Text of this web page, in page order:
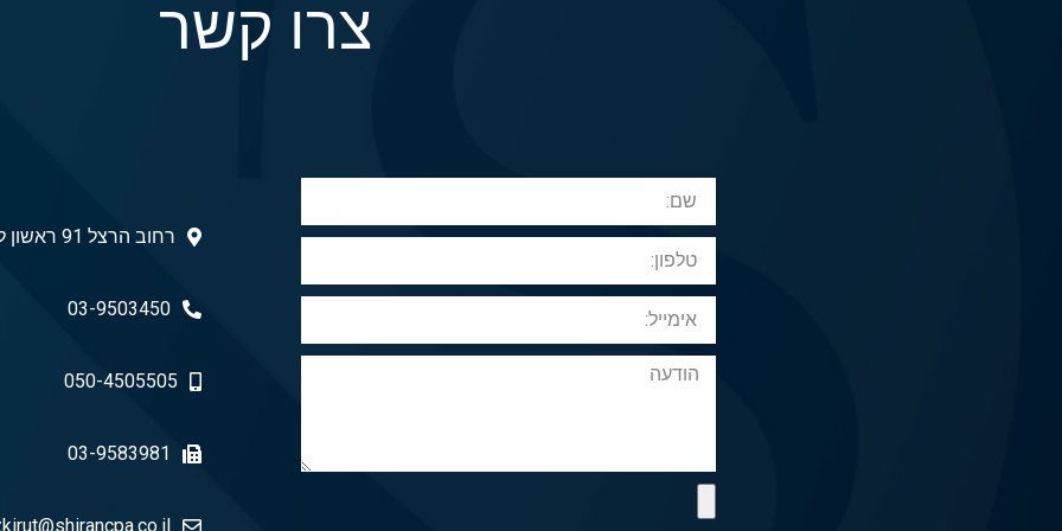
צרו קשר
רחוב הרצל 91 ראשון לציון 7526201
03-9503450
050-4505505
03-9583981